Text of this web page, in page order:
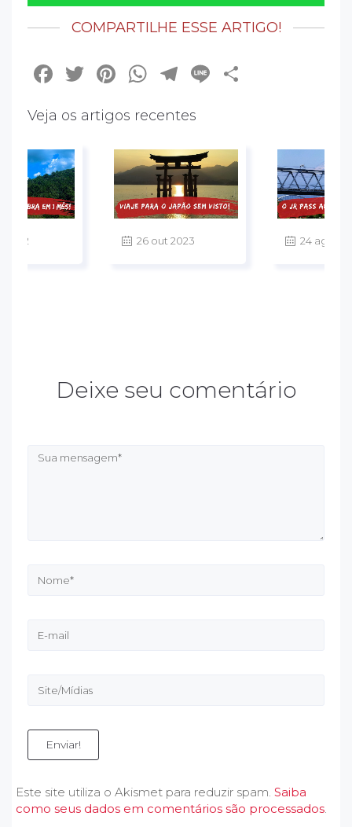
COMPARTILHE ESSE ARTIGO!
Facebook
Twitter
Pinterest
WhatsApp
Telegram
Line
Veja os artigos recentes
2022 26 out 2023 24 ago
Deixe seu comentário
Enviar!
Este site utiliza o Akismet para reduzir spam. Saiba
como seus dados em comentários são processados